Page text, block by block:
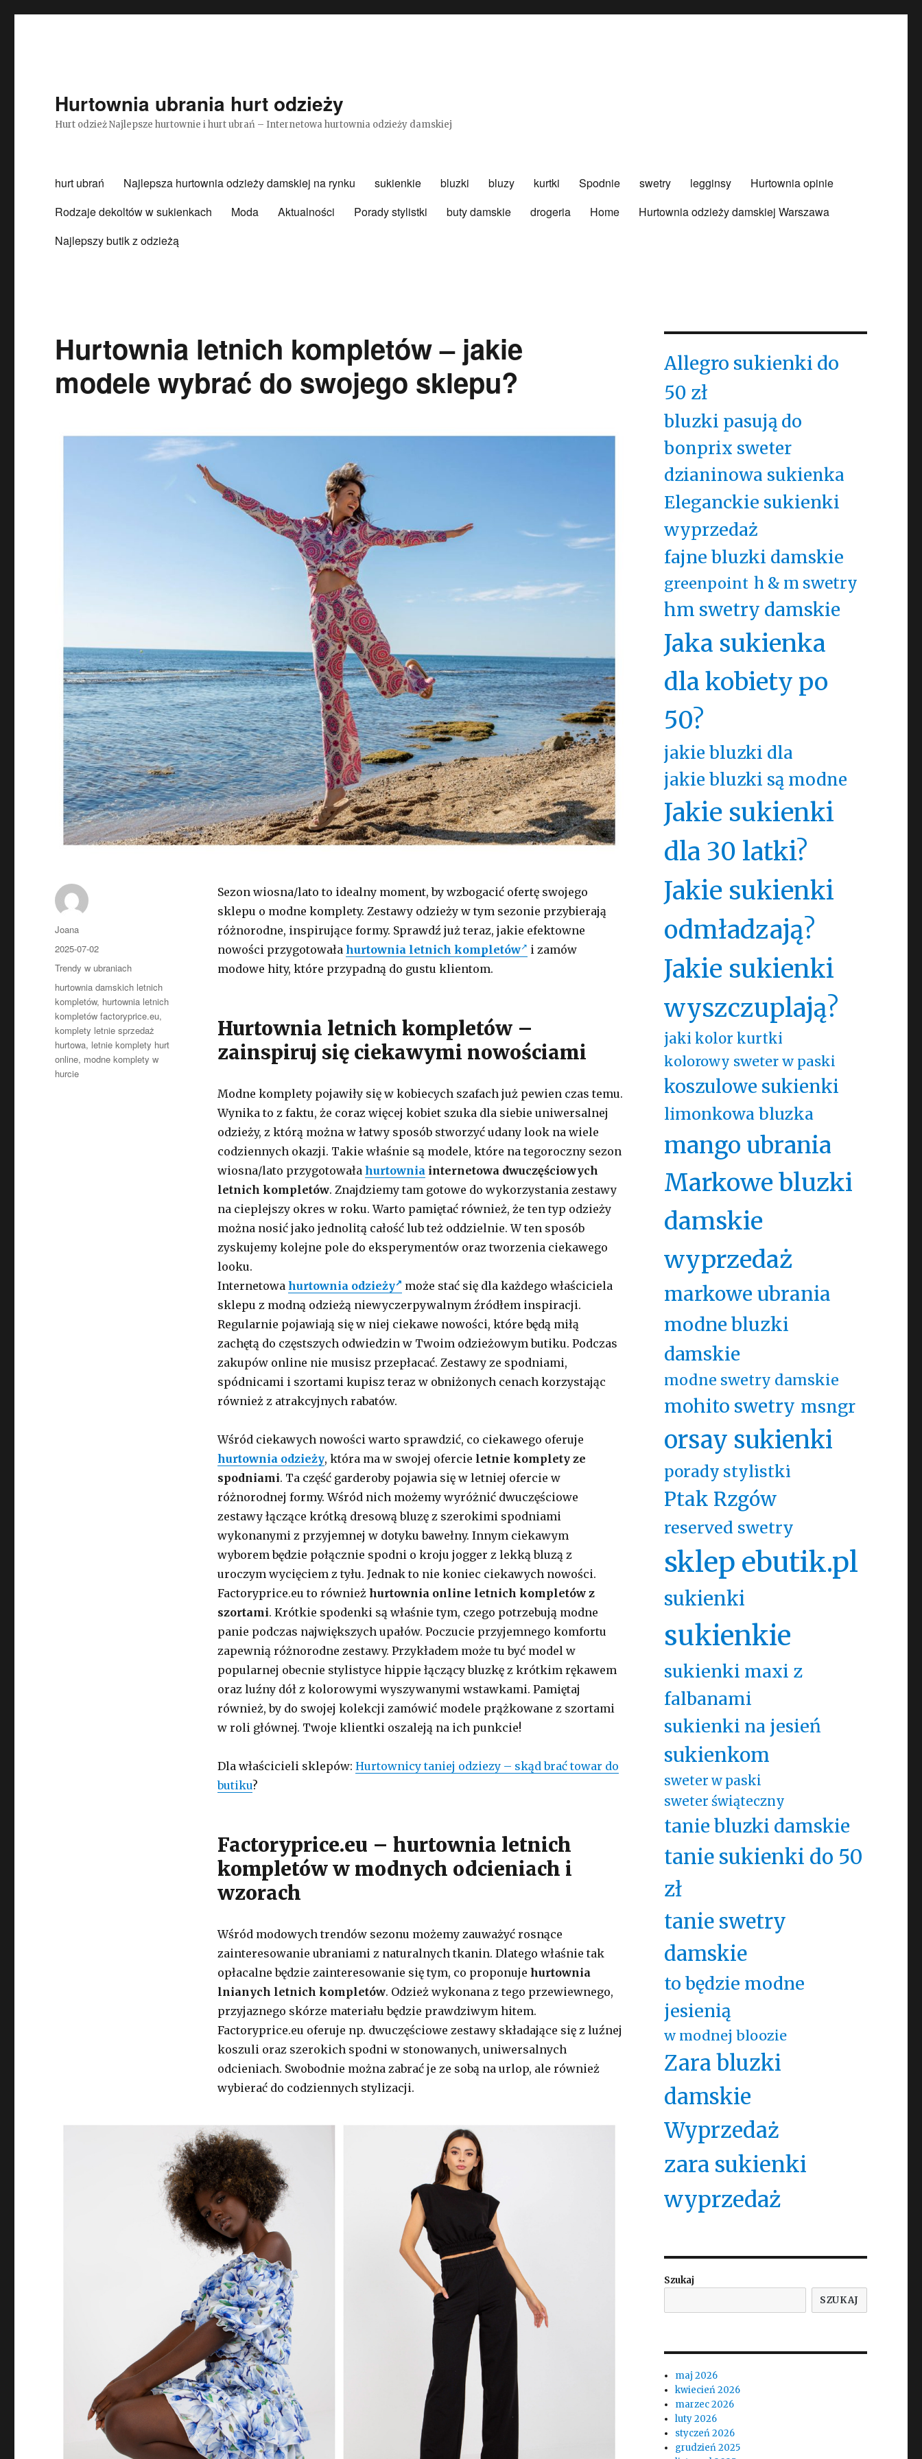
Hurtownia ubrania hurt odzieży
Hurt odzież Najlepsze hurtownie i hurt ubrań – Internetowa hurtownia odzieży damskiej
hurt ubrań Najlepsza hurtownia odzieży damskiej na rynku sukienkie bluzki bluzy kurtki Spodnie swetry legginsy
Hurtownia opinie
Rodzaje dekoltów w sukienkach
Moda Aktualności Porady stylistki buty damskie drogeria Home
Hurtownia odzieży damskiej Warszawa
Najlepszy butik z odzieżą
Hurtownia letnich kompletów – jakie
modele wybrać do swojego sklepu?
Sezon wiosna/lato to idealny moment, by wzbogacić ofertę swojego
sklepu o modne komplety. Zestawy odzieży w tym sezonie przybierają
różnorodne, inspirujące formy. Sprawdź już teraz, jakie efektowne
nowości przygotowała hurtownia letnich kompletów
i zamów
modowe hity, które przypadną do gustu klientom.
Hurtownia letnich kompletów –
zainspiruj się ciekawymi nowościami
Modne komplety pojawiły się w kobiecych szafach już pewien czas temu.
Wynika to z faktu, że coraz więcej kobiet szuka dla siebie uniwersalnej
odzieży, z którą można w łatwy sposób stworzyć udany look na wiele
codziennych okazji. Takie właśnie są modele, które na tegoroczny sezon
wiosna/lato przygotowała hurtowniainternetowa dwuczęściowych
letnich kompletów. Znajdziemy tam gotowe do wykorzystania zestawy
na cieplejszy okres w roku. Warto pamiętać również, że ten typ odzieży
można nosić jako jednolitą całość lub też oddzielnie. W ten sposób
zyskujemy kolejne pole do eksperymentów oraz tworzenia ciekawego
looku.
Internetowa hurtownia odzieży
może stać się dla każdego właściciela
sklepu z modną odzieżą niewyczerpywalnym źródłem inspiracji.
Regularnie pojawiają się w niej ciekawe nowości, które będą miłą
zachętą do częstszych odwiedzin w Twoim odzieżowym butiku. Podczas
zakupów online nie musisz przepłacać. Zestawy ze spodniami,
spódnicami i szortami kupisz teraz w obniżonych cenach korzystając
również z atrakcyjnych rabatów.
Wśród ciekawych nowości warto sprawdzić, co ciekawego oferuje
hurtownia odzieży, która ma w swojej ofercie letnie komplety ze
spodniami. Ta część garderoby pojawia się w letniej ofercie w
różnorodnej formy. Wśród nich możemy wyróżnić dwuczęściowe
zestawy łączące krótką dresową bluzę z szerokimi spodniami
wykonanymi z przyjemnej w dotyku bawełny. Innym ciekawym
wyborem będzie połącznie spodni o kroju jogger z lekką bluzą z
uroczym wycięciem z tyłu. Jednak to nie koniec ciekawych nowości.
Factoryprice.eu to również hurtownia online letnich kompletów z
szortami. Krótkie spodenki są właśnie tym, czego potrzebują modne
panie podczas największych upałów. Poczucie przyjemnego komfortu
zapewnią różnorodne zestawy. Przykładem może tu być model w
popularnej obecnie stylistyce hippie łączący bluzkę z krótkim rękawem
oraz luźny dół z kolorowymi wyszywanymi wstawkami. Pamiętaj
również, by do swojej kolekcji zamówić modele prążkowane z szortami
w roli głównej. Twoje klientki oszaleją na ich punkcie!
Dla właścicieli sklepów: Hurtownicy taniej odziezy – skąd brać towar do
butiku?
Factoryprice.eu – hurtownia letnich
kompletów w modnych odcieniach i
wzorach
Wśród modowych trendów sezonu możemy zauważyć rosnące
zainteresowanie ubraniami z naturalnych tkanin. Dlatego właśnie tak
opłacalne będzie zainteresowanie się tym, co proponuje hurtownia
lnianych letnich kompletów. Odzież wykonana z tego przewiewnego,
przyjaznego skórze materiału będzie prawdziwym hitem.
Factoryprice.eu oferuje np. dwuczęściowe zestawy składające się z luźnej
koszuli oraz szerokich spodni w stonowanych, uniwersalnych
odcieniach. Swobodnie można zabrać je ze sobą na urlop, ale również
wybierać do codziennych stylizacji.
Autor
Joana
Opublikowano
2025-07-02
Kategorie
Trendy w ubraniach
Tagi
hurtownia damskich letnich
kompletów, hurtownia letnich
kompletów factoryprice.eu,
komplety letnie sprzedaż
hurtowa, letnie komplety hurt
online, modne komplety w
hurcie
Allegro sukienki do
50 zł
bluzki pasują do
bonprix sweter
dzianinowa sukienka
Eleganckie sukienki
wyprzedaż
fajne bluzki damskie
greenpoint h & m swetry
hm swetry damskie
Jaka sukienka
dla kobiety po
50?
jakie bluzki dla
jakie bluzki są modne
Jakie sukienki
dla 30 latki?
Jakie sukienki
odmładzają?
Jakie sukienki
wyszczuplają?
jaki kolor kurtki
kolorowy sweter w paski
koszulowe sukienki
limonkowa bluzka
mango ubrania
Markowe bluzki
damskie
wyprzedaż
markowe ubrania
modne bluzki
damskie
modne swetry damskie
mohito swetry msngr
orsay sukienki
porady stylistki
Ptak Rzgów
reserved swetry
sklep ebutik.pl
sukienki
sukienkie
sukienki maxi z
falbanami
sukienki na jesień
sukienkom
sweter w paski
sweter świąteczny
tanie bluzki damskie
tanie sukienki do 50
zł
tanie swetry
damskie
to będzie modne
jesienią
w modnej bloozie
Zara bluzki
damskie
Wyprzedaż
zara sukienki
wyprzedaż
Szukaj
SZUKAJ
maj 2026
kwiecień 2026
marzec 2026
luty 2026
styczeń 2026
grudzień 2025